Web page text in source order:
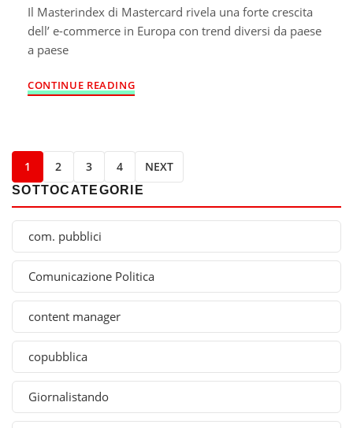
Il Masterindex di Mastercard rivela una forte crescita
dell’ e-commerce in Europa con trend diversi da paese
a paese
CONTINUE READING
1 2 3 4 NEXT
SOTTOCATEGORIE
com. pubblici
Comunicazione Politica
content manager
copubblica
Giornalistando